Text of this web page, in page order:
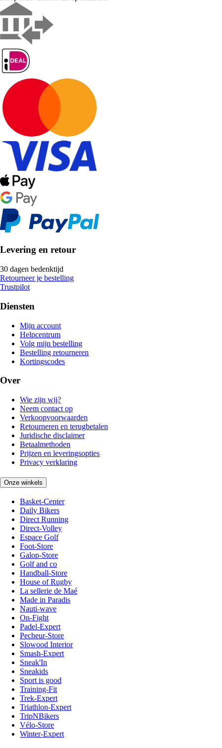
Levering en retour
30 dagen bedenktijd
Retourneer je bestelling
Trustpilot
Diensten
Mijn account
Helpcentrum
Volg mijn bestelling
Bestelling retourneren
Kortingscodes
Over
Wie zijn wij?
Neem contact op
Verkoopvoorwaarden
Retourneren en terugbetalen
Juridische disclaimer
Betaalmethoden
Prijzen en leveringsopties
Privacy verklaring
Onze winkels
Basket-Center
Daily Bikers
Direct Running
Direct-Volley
Espace Golf
Foot-Store
Galop-Store
Golf and co
Handball-Store
House of Rugby
La sellerie de Maé
Made in Paradis
Nauti-wave
On-Fight
Padel-Expert
Pecheur-Store
Slowood Interior
Smash-Expert
Sneak'In
Sneakids
Sport is good
Training-Fit
Trek-Expert
Triathlon-Expert
TripNBikers
Vélo-Store
Winter-Expert